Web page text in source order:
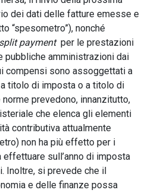
dei dati delle fatture emesse e
“spesometro”), nonché
split paymentper le prestazioni
pubbliche amministrazioni dai
compensi sono assoggettati a
titolo di imposta o a titolo di
prevedono, innanzitutto,
che elenca gli elementi
contributiva attualmente
non ha più effetto per i
effettuare sull’anno di imposta
Inoltre, si prevede che il
e delle finanze possa